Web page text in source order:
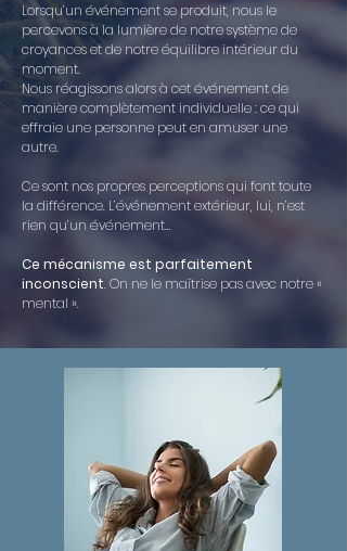
Lorsqu’un événement se produit, nous le
percevons à la lumière de notre système de
croyances et de notre équilibre intérieur du
moment.
Nous réagissons alors à cet événement de
manière complètement individuelle : ce qui
effraie une personne peut en amuser une
autre.
Ce sont nos propres perceptions qui font toute
la différence. L’événement extérieur, lui, n’est
rien qu’un événement…
Ce mécanisme est parfaitement
inconscient. On ne le maîtrise pas avec notre «
mental ».